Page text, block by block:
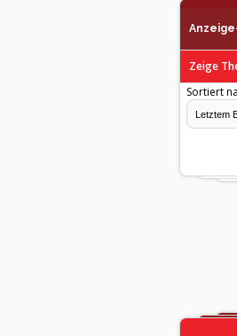
Zeige
Sortiert